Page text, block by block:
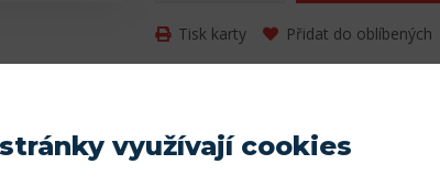
Tisk karty Přidat do oblíbených
Parametry
využívají cookies